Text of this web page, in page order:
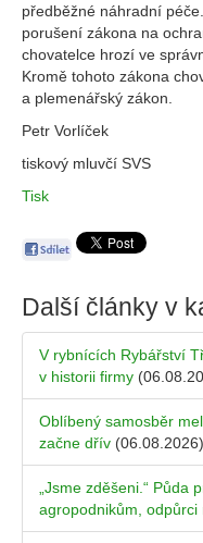
předběžné náhradní
porušení zákona na
chovatelce hrozí ve
Kromě tohoto zákona
a plemenářský zákon.
Petr Vorlíček
tiskový mluvčí SVS
Tisk
Další články v
V rybnících Rybářství
v historii firmy
Oblíbený samosběr
začne dřív (06.08.2026)
„Jsme zděšeni.“ Půda
agropodnikům, odpůrci